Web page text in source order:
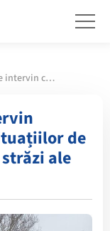
Serviciile municipale intervin continuu la înlăturarea situațiilor de avariere de pe mai multe străzi ale capitalei
de
ale